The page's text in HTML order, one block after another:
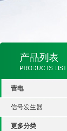
产品列表
PRODUCTS LIST
营电
信号发生器
更多分类